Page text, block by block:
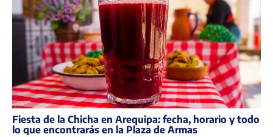
Fiesta de la Chicha en Arequipa: fecha, horario y todo
lo que encontrarás en la Plaza de Armas